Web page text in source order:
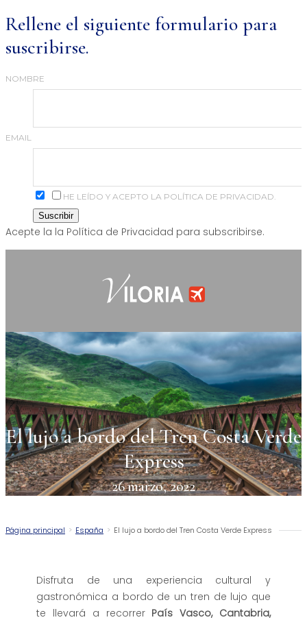
Rellene el siguiente formulario para
suscribirse.
NOMBRE
EMAIL
HE LEÍDO Y ACEPTO LA POLÍTICA DE PRIVACIDAD.
Acepte la la Política de Privacidad para subscribirse.
El lujo a bordo del Tren Costa Verde
Express
26 marzo, 2022
Página principal > España > El lujo a bordo del Tren Costa Verde Express
Disfruta de una experiencia cultural y
gastronómica a bordo de un tren de lujo que
te llevará a recorrer País Vasco, Cantabria,